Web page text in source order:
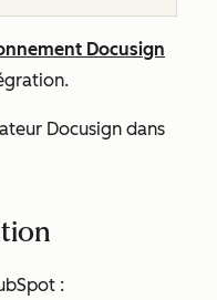
Docusign
Docusign dans
: